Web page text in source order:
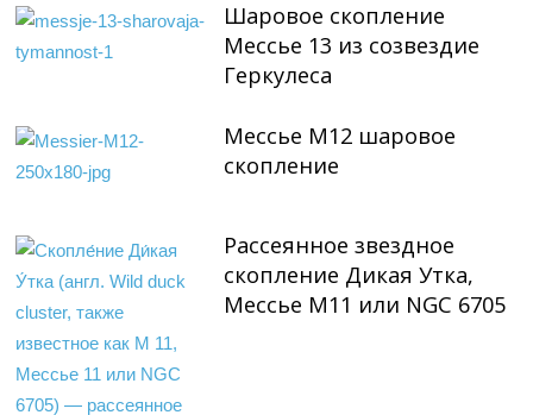
Шаровое скопление
Мессье 13 из созвездие
Геркулеса
Мессье М12 шаровое
скопление
Рассеянное звездное
скопление Дикая Утка,
Мессье М11 или NGC 6705